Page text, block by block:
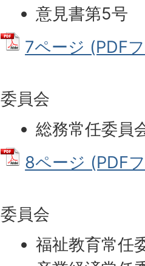
意見書第5号
7ページ (PDF
委員会
総務常任委員
8ページ (PDF
委員会
福祉教育常任